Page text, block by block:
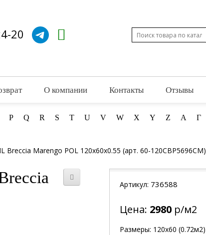
20
О компании Контакты Отзывы
P Q R S T U V W X Y Z А Г
Breccia Marengo POL 120x60x0.55 (арт. 60-120CBP5696CM)
Артикул: 736588
Цена: 2980 р/м2
Размеры: 120х60 (0.72м2)